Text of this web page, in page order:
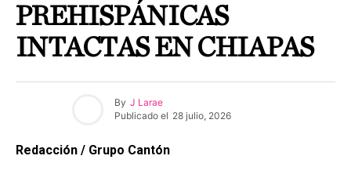
PREHISPÁNICAS
INTACTAS EN CHIAPAS
By J Larae
Publicado el 28 julio, 2026
Redacción / Grupo Cantón